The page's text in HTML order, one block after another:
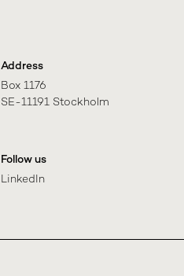
Address
Box 1176
SE-11191 Stockholm
Follow us
LinkedIn